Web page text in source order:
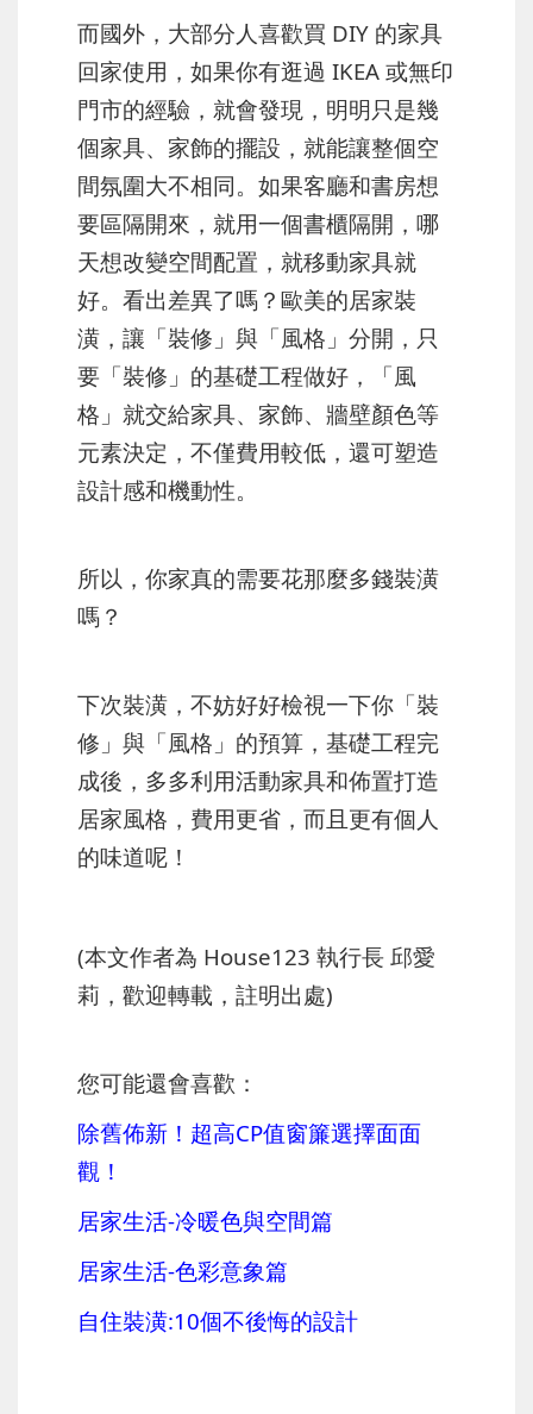
而國外，大部分人喜歡買 DIY 的家具
回家使用，如果你有逛過 IKEA 或無印
門市的經驗，就會發現，明明只是幾
個家具、家飾的擺設，就能讓整個空
間氛圍大不相同。如果客廳和書房想
要區隔開來，就用一個書櫃隔開，哪
天想改變空間配置，就移動家具就
好。看出差異了嗎？歐美的居家裝
潢，讓「裝修」與「風格」分開，只
要「裝修」的基礎工程做好，「風
格」就交給家具、家飾、牆壁顏色等
元素決定，不僅費用較低，還可塑造
設計感和機動性。
所以，你家真的需要花那麼多錢裝潢
嗎？
下次裝潢，不妨好好檢視一下你「裝
修」與「風格」的預算，基礎工程完
成後，多多利用活動家具和佈置打造
居家風格，費用更省，而且更有個人
的味道呢！
(本文作者為 House123 執行長 邱愛
莉，歡迎轉載，註明出處)
您可能還會喜歡：
除舊佈新！超高CP值窗簾選擇面面
觀！
居家生活-冷暖色與空間篇
居家生活-色彩意象篇
自住裝潢:10個不後悔的設計